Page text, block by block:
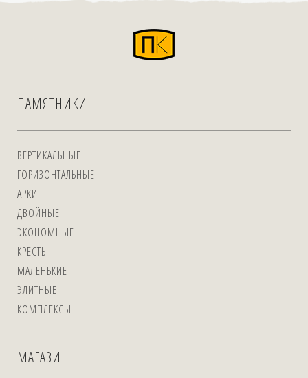
ПАМЯТНИКИ
ВЕРТИКАЛЬНЫЕ
ГОРИЗОНТАЛЬНЫЕ
АРКИ
ДВОЙНЫЕ
ЭКОНОМНЫЕ
КРЕСТЫ
МАЛЕНЬКИЕ
ЭЛИТНЫЕ
КОМПЛЕКСЫ
МАГАЗИН